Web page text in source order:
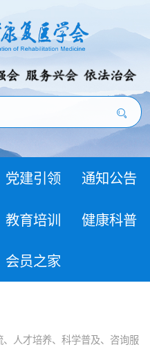
党建引领 通知公告
教育培训 健康科普
会员之家
人才培养、科学普及、咨询服